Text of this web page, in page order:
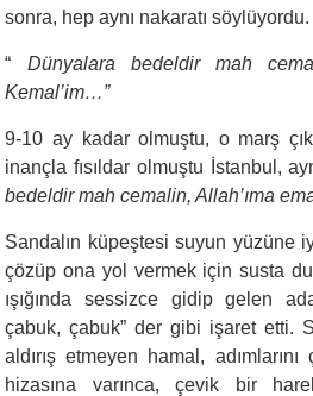
sonra, hep aynı nakaratı söylüyordu.
“ Dünyalara bedeldir mah
Kemal’im…”
9-10 ay kadar olmuştu, o marş
inançla fısıldar olmuştu İstanbul,
bedeldir mah cemalin, Allah’ıma
Sandalın küpeştesi suyun yüzüne
çözüp ona yol vermek için susta
ışığında sessizce gidip gelen
çabuk, çabuk” der gibi işaret etti.
aldırış etmeyen hamal, adımlarını
hizasına varınca, çevik bir